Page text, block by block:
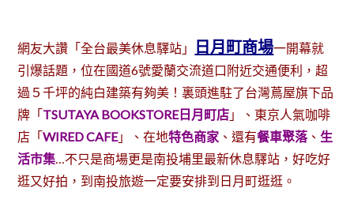
網友大讚「全台最美休息驛站」 日月町商場一開幕就
引爆話題，位在國道6號愛蘭交流道口附近交通便利，超
過５千坪的純白建築有夠美！裏頭進駐了台灣蔦屋旗下品
牌「TSUTAYA BOOKSTORE日月町店 」、東京人氣咖啡
店「WIRED CAFE」、在地特色商家 、還有餐車聚落、生
活市集 …不只是商場更是南投埔里最新休息驛站，好吃好
逛又好拍，到南投旅遊一定要安排到日月町逛逛。